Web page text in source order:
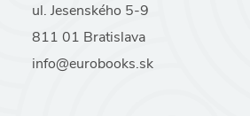
ul. Jesenského 5-9
811 01 Bratislava
info@eurobooks.sk